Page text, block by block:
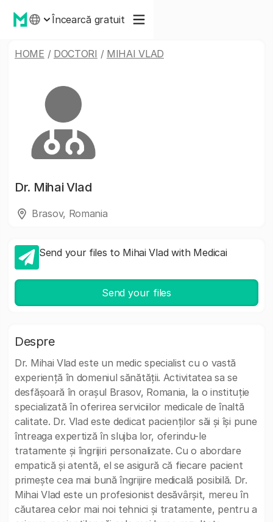
Încearcă gratuit
HOME / DOCTORI / MIHAI VLAD
Dr. Mihai Vlad
Brasov, Romania
Send your files to Mihai Vlad with Medicai
Send your files
Despre
Dr. Mihai Vlad este un medic specialist cu o vastă
experiență în domeniul sănătății. Activitatea sa se
desfășoară în orașul Brasov, Romania, la o instituție
specializată în oferirea serviciilor medicale de înaltă
calitate. Dr. Vlad este dedicat pacienților săi și își pune
întreaga expertiză în slujba lor, oferindu-le
tratamente și îngrijiri personalizate. Cu o abordare
empatică și atentă, el se asigură că fiecare pacient
primește cea mai bună îngrijire medicală posibilă. Dr.
Mihai Vlad este un profesionist desăvârșit, mereu în
căutarea celor mai noi tehnici și tratamente, pentru a